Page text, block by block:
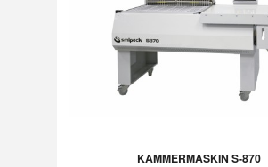
KAMMERMASKIN S-870